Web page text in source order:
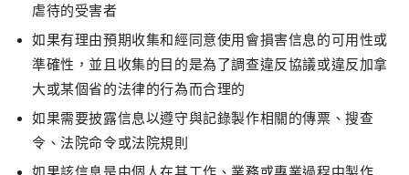
虐待的受害者
如果有理由預期收集和經同意使用會損害信息的可用性或
準確性，並且收集的目的是為了調查違反協議或違反加拿
大或某個省的法律的行為而合理的
如果需要披露信息以遵守與記錄製作相關的傳票、搜查
令、法院命令或法院規則